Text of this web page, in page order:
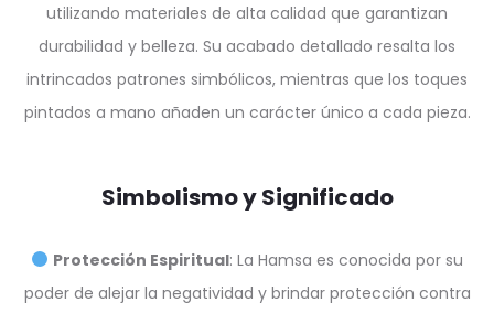
utilizando materiales de alta calidad que garantizan
durabilidad y belleza. Su acabado detallado resalta los
intrincados patrones simbólicos, mientras que los toques
pintados a mano añaden un carácter único a cada pieza.
Simbolismo y Significado
Protección Espiritual: La Hamsa es conocida por su
poder de alejar la negatividad y brindar protección contra